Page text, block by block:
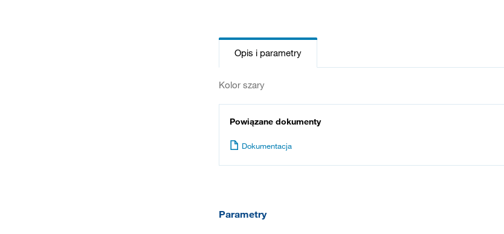
Opis i parametry
Kolor szary
Powiązane dokumenty
Dokumentacja
Parametry